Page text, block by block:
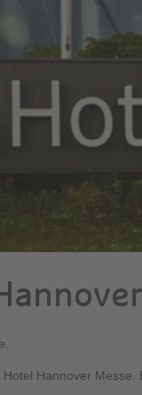
Hannover Messe.